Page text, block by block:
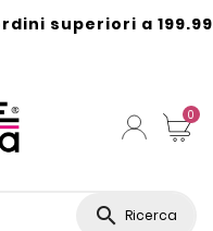
superiori a 199.99
0
 Ricerca